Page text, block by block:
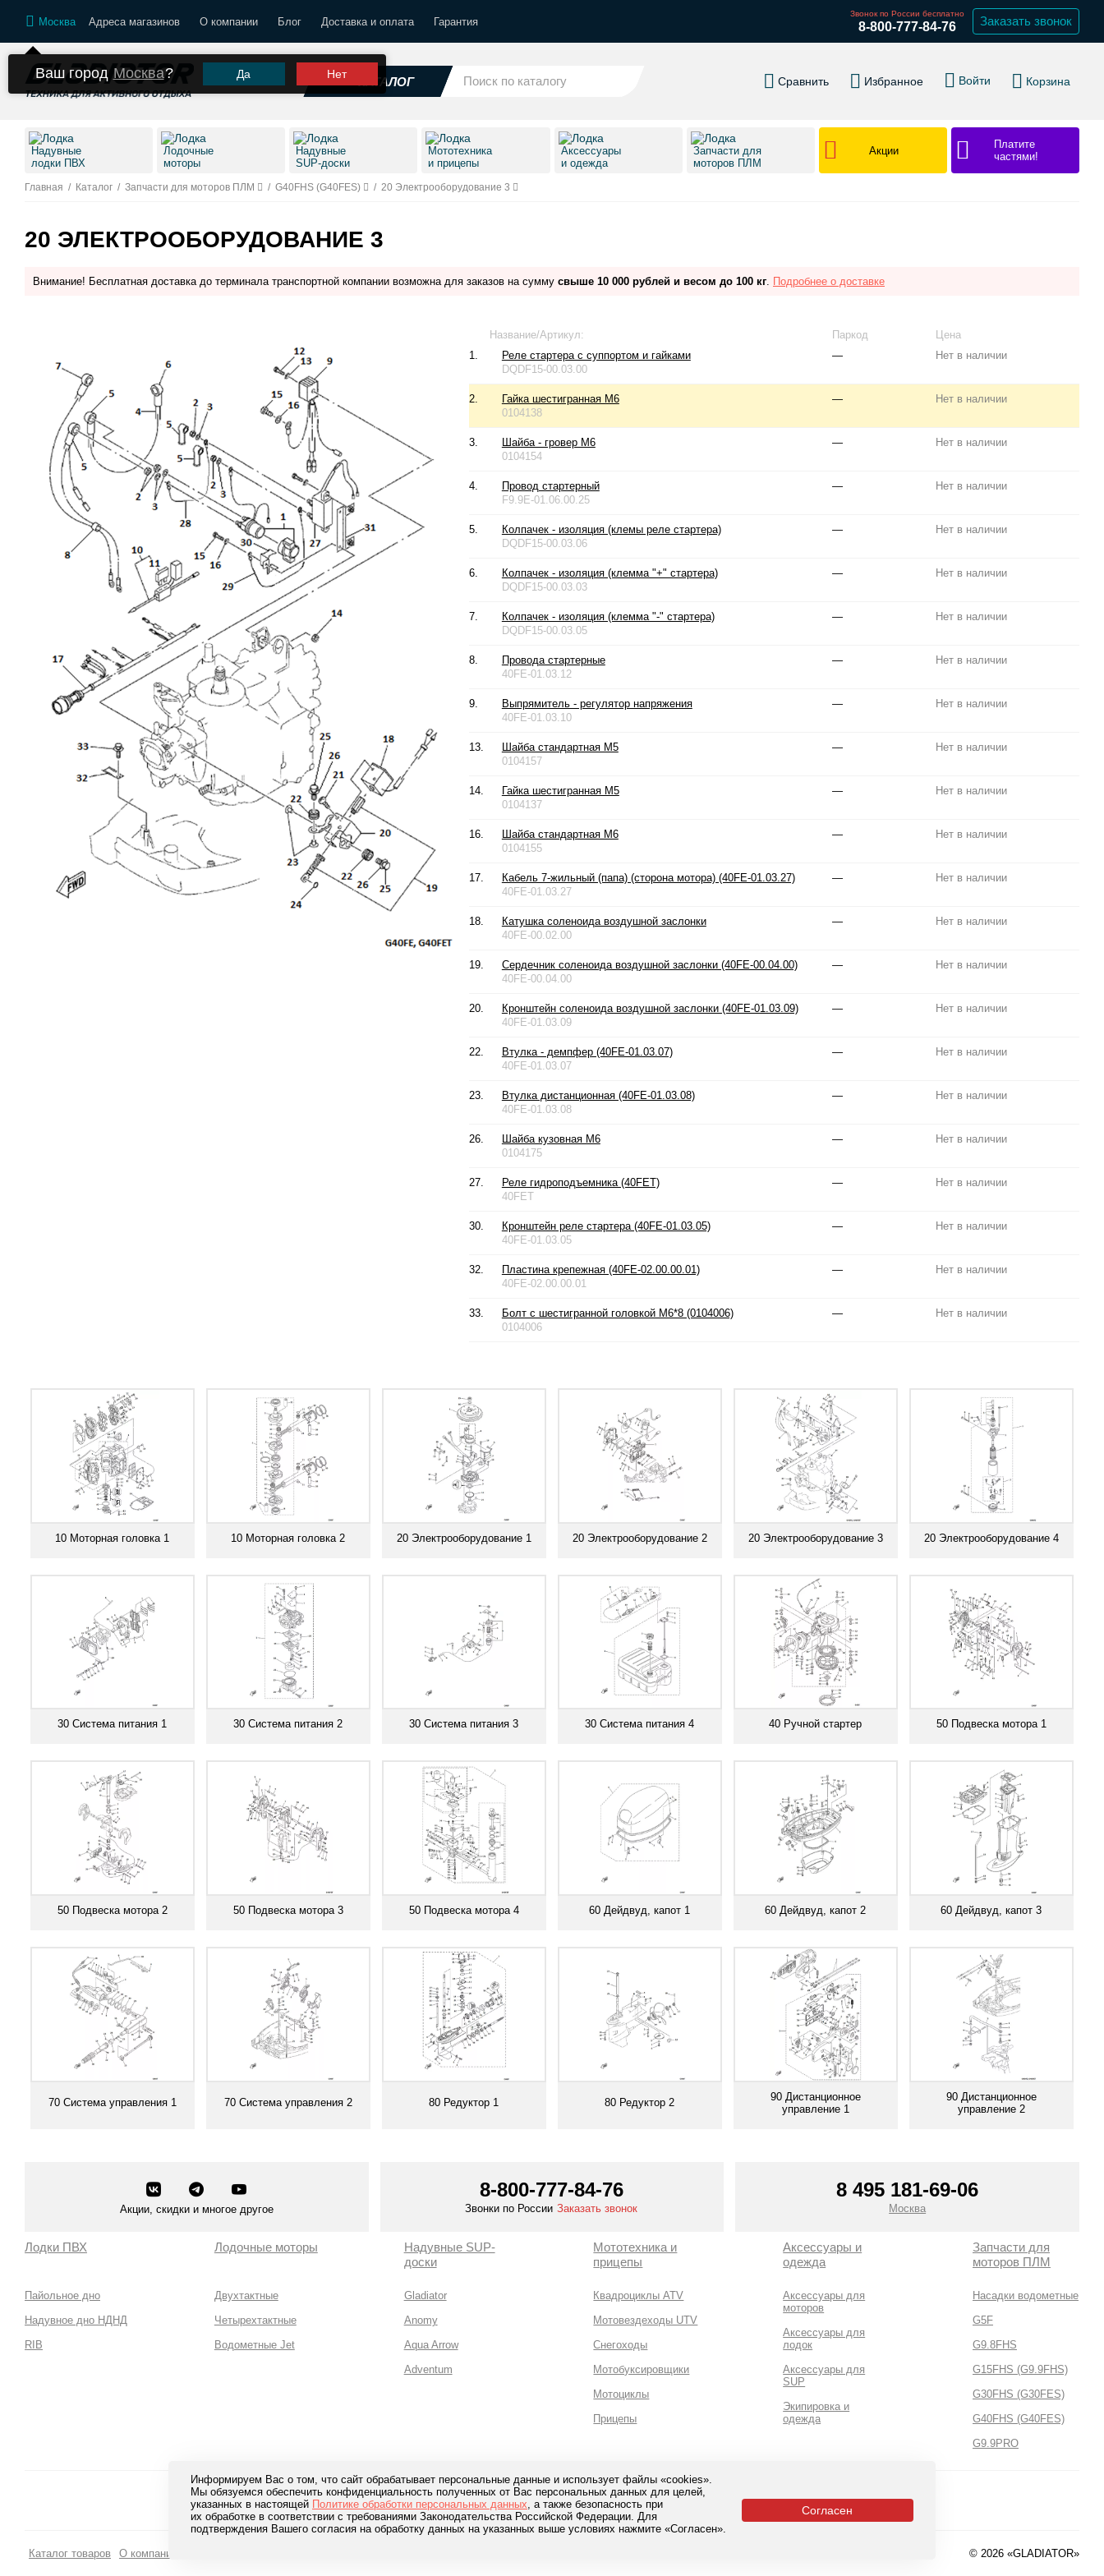
Москва Адреса магазинов О компании Блог Доставка и оплата Гарантия
Звонок по России бесплатно
8-800-777-84-76 Заказать звонок
КАТАЛОГ Сравнить Избранное Войти Корзина
Ваш городМосква? Да Нет
Информируем Вас о том, что сайт обрабатывает персональные данные и использует файлы «cookies».
Мы обязуемся обеспечить конфиденциальность полученных от Вас персональных данных для целей,
указанных в настоящей Политике обработки персональных данных, а также безопасность при
их обработке в соответствии с требованиями Законодательства Российской Федерации. Для
подтверждения Вашего согласия на обработку данных на указанных выше условиях нажмите «Согласен».
Согласен
Надувные
лодки ПВХ
Лодочные
моторы
Надувные
SUP-доски
Мототехника
и прицепы
Аксессуары
и одежда
Запчасти для
моторов ПЛМ
Акции
Платите
частями!
Главная / Каталог / Запчасти для моторов ПЛМ / G40FHS (G40FES) / 20 Электрооборудование 3
20 ЭЛЕКТРООБОРУДОВАНИЕ 3
Внимание! Бесплатная доставка до терминала транспортной компании возможна для заказов на сумму свыше 10 000 рублей и весом до 100 кг. Подробнее о доставке
Название/Артикул: Паркод
Цена
1.
Реле стартера с суппортом и гайками
DQDF15-00.03.00
— Нет в наличии
2.
Гайка шестигранная М6
0104138
— Нет в наличии
3.
Шайба - гровер М6
0104154
— Нет в наличии
4.
Провод стартерный
F9.9E-01.06.00.25
— Нет в наличии
5.
Колпачек - изоляция (клемы реле стартера)
DQDF15-00.03.06
— Нет в наличии
6.
Колпачек - изоляция (клемма "+" стартера)
DQDF15-00.03.03
— Нет в наличии
7.
Колпачек - изоляция (клемма "-" стартера)
DQDF15-00.03.05
— Нет в наличии
8.
Провода стартерные
40FE-01.03.12
— Нет в наличии
9.
Выпрямитель - регулятор напряжения
40FE-01.03.10
— Нет в наличии
13.
Шайба стандартная М5
0104157
— Нет в наличии
14.
Гайка шестигранная М5
0104137
— Нет в наличии
16.
Шайба стандартная М6
0104155
— Нет в наличии
17.
Кабель 7-жильный (папа) (сторона мотора) (40FE-01.03.27)
40FE-01.03.27
— Нет в наличии
18.
Катушка соленоида воздушной заслонки
40FE-00.02.00
— Нет в наличии
19.
Сердечник соленоида воздушной заслонки (40FE-00.04.00)
40FE-00.04.00
— Нет в наличии
20.
Кронштейн соленоида воздушной заслонки (40FE-01.03.09)
40FE-01.03.09
— Нет в наличии
22.
Втулка - демпфер (40FE-01.03.07)
40FE-01.03.07
— Нет в наличии
23.
Втулка дистанционная (40FE-01.03.08)
40FE-01.03.08
— Нет в наличии
26.
Шайба кузовная М6
0104175
— Нет в наличии
27.
Реле гидроподъемника (40FET)
40FET
— Нет в наличии
30.
Кронштейн реле стартера (40FE-01.03.05)
40FE-01.03.05
— Нет в наличии
32.
Пластина крепежная (40FE-02.00.00.01)
40FE-02.00.00.01
— Нет в наличии
33.
Болт с шестигранной головкой М6*8 (0104006)
0104006
— Нет в наличии
10 Моторная головка 1 10 Моторная головка 2 20 Электрооборудование 1 20 Электрооборудование 2 20 Электрооборудование 3 20 Электрооборудование 4
30 Система питания 1 30 Система питания 2 30 Система питания 3 30 Система питания 4 40 Ручной стартер 50 Подвеска мотора 1
50 Подвеска мотора 2 50 Подвеска мотора 3 50 Подвеска мотора 4 60 Дейдвуд, капот 1 60 Дейдвуд, капот 2 60 Дейдвуд, капот 3
70 Система управления 1 70 Система управления 2 80 Редуктор 1 80 Редуктор 2
90 Дистанционное
управление 1
90 Дистанционное
управление 2
Акции, скидки и многое другое
8-800-777-84-76
Звонки по России Заказать звонок
8 495 181-69-06
Москва
Лодки ПВХ
Пайольное дно
Надувное дно НДНД
RIB
Лодочные моторы
Двухтактные
Четырехтактные
Водометные Jet
Надувные SUP-
доски
Gladiator
Anomy
Aqua Arrow
Adventum
Мототехника и
прицепы
Квадроциклы ATV
Мотовездеходы UTV
Снегоходы
Мотобуксировщики
Мотоциклы
Прицепы
Аксессуары и
одежда
Аксессуары для
моторов
Аксессуары для
лодок
Аксессуары для
SUP
Экипировка и
одежда
Запчасти для
моторов ПЛМ
Насадки водометные
G5F
G9.8FHS
G15FHS (G9.9FHS)
G30FHS (G30FES)
G40FHS (G40FES)
G9.9PRO
Безопасная оплата с помощью
лучших банков и сервисов
Каталог товаров О компании © 2026 «GLADIATOR»